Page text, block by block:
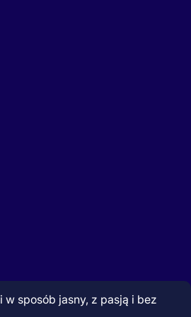
sposób jasny, z pasją i bez